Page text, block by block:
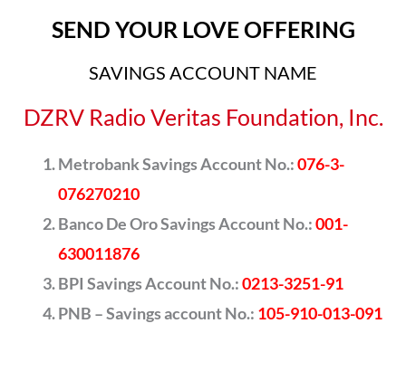
SEND YOUR LOVE OFFERING
SAVINGS ACCOUNT NAME
DZRV Radio Veritas Foundation, Inc.
Metrobank Savings Account No.:076-3-
076270210
Banco De Oro Savings Account No.:001-
630011876
BPI Savings Account No.:0213-3251-91
PNB – Savings account No.: 105-910-013-091